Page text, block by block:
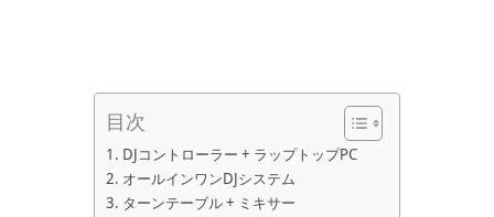
目次
DJコントローラー + ラップトップPC
オールインワンDJシステム
ターンテーブル + ミキサー